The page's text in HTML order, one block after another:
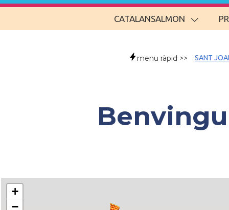
CATALANSALMON
menu ràpid >> SANT
+
−